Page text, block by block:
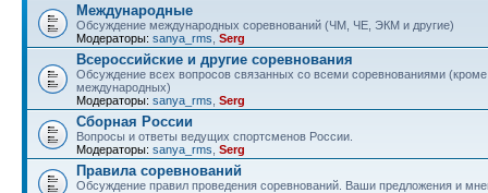
Международные
Обсуждение международных соревнований (ЧМ, ЧЕ, ЭКМ и другие)
Модераторы: sanya_rms Serg
Всероссийские и другие соревнования
Обсуждение всех вопросов связанных со всеми соревнованиями (кроме
международных)
Модераторы: sanya_rms Serg
Сборная России
Вопросы и ответы ведущих спортсменов России.
Модераторы: sanya_rms Serg
Правила соревнований
Обсуждение правил проведения соревнований. Ваши предложения и